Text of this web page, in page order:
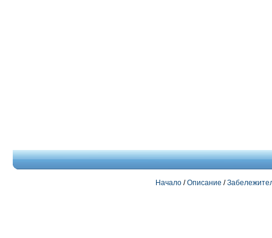
Начало/Описание /